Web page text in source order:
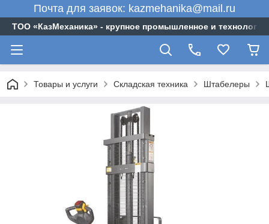
Почта для заявок: kazmehanika@mail.ru
ТОО «‎КазМеханика» - крупное промышленное и
Товары и услуги Складская техника Штабелеры